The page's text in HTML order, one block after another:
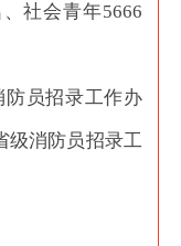
社会青年5666
防员招录工作办
级消防员招录工